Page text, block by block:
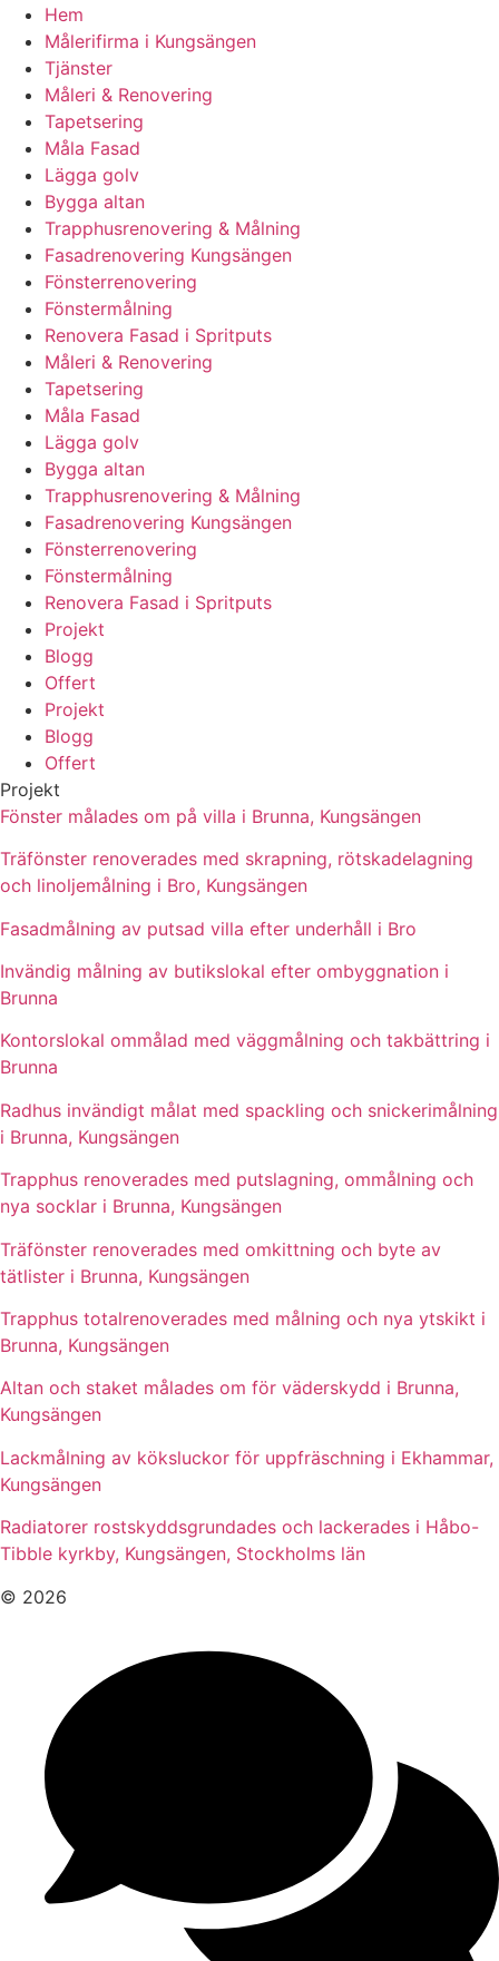
Hem
Målerifirma i Kungsängen
Tjänster
Måleri & Renovering
Tapetsering
Måla Fasad
Lägga golv
Bygga altan
Trapphusrenovering & Målning
Fasadrenovering Kungsängen
Fönsterrenovering
Fönstermålning
Renovera Fasad i Spritputs
Måleri & Renovering
Tapetsering
Måla Fasad
Lägga golv
Bygga altan
Trapphusrenovering & Målning
Fasadrenovering Kungsängen
Fönsterrenovering
Fönstermålning
Renovera Fasad i Spritputs
Projekt
Blogg
Offert
Projekt
Blogg
Offert
Projekt
Fönster målades om på villa i Brunna, Kungsängen
Träfönster renoverades med skrapning, rötskadelagning
och linoljemålning i Bro, Kungsängen
Fasadmålning av putsad villa efter underhåll i Bro
Invändig målning av butikslokal efter ombyggnation i
Brunna
Kontorslokal ommålad med väggmålning och takbättring i
Brunna
Radhus invändigt målat med spackling och snickerimålning
i Brunna, Kungsängen
Trapphus renoverades med putslagning, ommålning och
nya socklar i Brunna, Kungsängen
Träfönster renoverades med omkittning och byte av
tätlister i Brunna, Kungsängen
Trapphus totalrenoverades med målning och nya ytskikt i
Brunna, Kungsängen
Altan och staket målades om för väderskydd i Brunna,
Kungsängen
Lackmålning av köksluckor för uppfräschning i Ekhammar,
Kungsängen
Radiatorer rostskyddsgrundades och lackerades i Håbo-
Tibble kyrkby, Kungsängen, Stockholms län
© 2026